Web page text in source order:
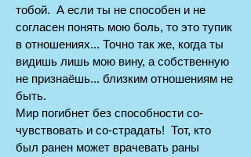
тобой. А если ты не способен и не
согласен понять мою боль, то это тупик
в отношениях... Точно так же, когда ты
видишь лишь мою вину, а собственную
не признаёшь... близким отношениям не
быть.
Мир погибнет без способности со-
чувствовать и со-страдать! Тот, кто
был ранен может врачевать раны